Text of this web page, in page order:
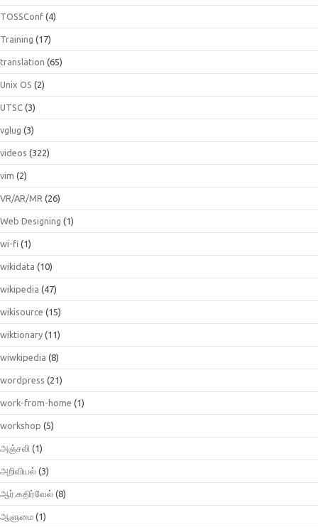
TOSSConf (4)
Training (17)
translation (65)
Unix OS (2)
UTSC (3)
vglug (3)
videos (322)
vim (2)
VR/AR/MR (26)
Web Designing (1)
wi-fi (1)
wikidata (10)
wikipedia (47)
wikisource (15)
wiktionary (11)
wiwkipedia (8)
wordpress (21)
work-from-home (1)
workshop (5)
அஞ்சலி (1)
அறிவியல் (3)
ஆர்.கதிர்வேல் (8)
ஆளுமை (1)